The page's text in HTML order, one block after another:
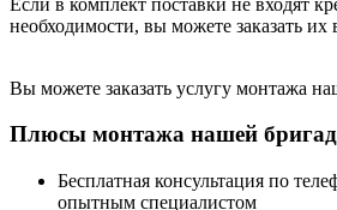
необходимости, вы можете заказать их
Вы можете заказать услугу монтажа
Плюсы монтажа нашей
Бесплатная консультация по
опытным специалистом